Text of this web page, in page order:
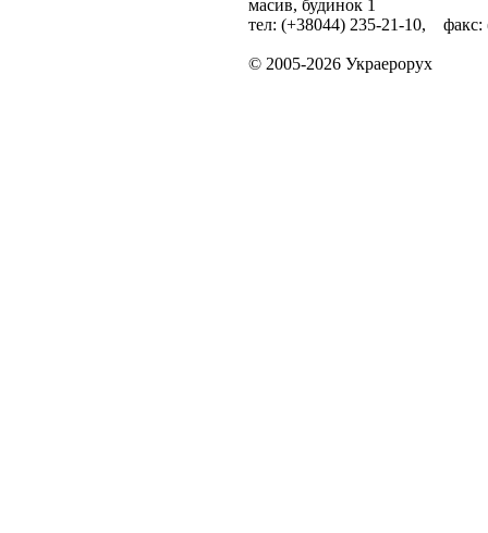
масив, будинок 1
тел: (+38044) 235-21-10, факс:
© 2005-2026 Украерорух